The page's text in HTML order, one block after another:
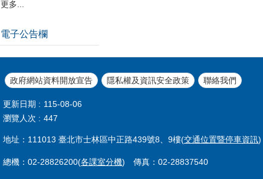
更多...
電子公告欄
政府網站資料開放宣告 隱私權及資訊安全政策 聯絡我們
更新日期
115-08-06
瀏覽人次
447
地址：111013 臺北市士林區中正路439號8、9樓(交通位置暨停車資訊)
總機：02-28826200(各課室分機) 傳真：02-28837540